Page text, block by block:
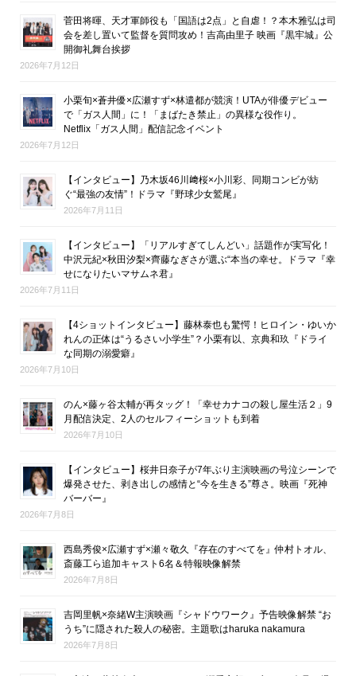
菅田将暉、天才軍師役も「国語は2点」と自虐！？本木雅弘は司
会を差し置いて監督を質問攻め！吉高由里子 映画『黒牢城』公
開御礼舞台挨拶
2026年7月12日
小栗旬×蒼井優×広瀬すず×林遣都が競演！UTAが俳優デビュー
で「ガス人間」に！「まばたき禁止」の異様な役作り。
Netflix「ガス人間」配信記念イベント
2026年7月12日
【インタビュー】乃木坂46川﨑桜×小川彩、同期コンビが紡
ぐ“最強の友情”！ドラマ『野球少女鷲尾』
2026年7月11日
【インタビュー】「リアルすぎてしんどい」話題作が実写化！
中沢元紀×秋田汐梨×齊藤なぎさが選ぶ“本当の幸せ。ドラマ『幸
せになりたいマサムネ君』
2026年7月11日
【4ショットインタビュー】藤林泰也も驚愕！ヒロイン・ゆいか
れんの正体は“うるさい小学生”？小栗有以、京典和玖『ドライ
な同期の溺愛癖』
2026年7月10日
のん×藤ヶ谷太輔が再タッグ！「幸せカナコの殺し屋生活２」9
月配信決定、2人のセルフィーショットも到着
2026年7月10日
【インタビュー】桜井日奈子が7年ぶり主演映画の号泣シーンで
爆発させた、剥き出しの感情と“今を生きる”尊さ。映画『死神
バーバー』
2026年7月8日
西島秀俊×広瀬すず×瀬々敬久『存在のすべてを』仲村トオル、
斎藤工ら追加キャスト6名＆特報映像解禁
2026年7月8日
吉岡里帆×奈緒W主演映画『シャドウワーク』予告映像解禁 “お
うち”に隠された殺人の秘密。主題歌はharuka nakamura
2026年7月8日